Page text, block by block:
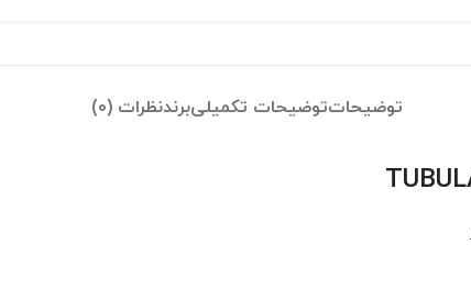
توضیحاتتوضیحات تکمیلیبرندنظرات (0)